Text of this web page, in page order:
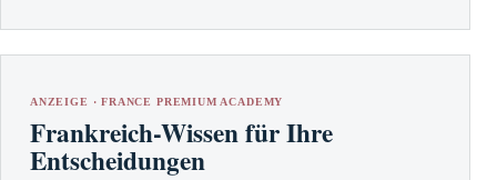
ANZEIGE · FRANCE PREMIUM ACADEMY
Frankreich-Wissen für Ihre
Entscheidungen